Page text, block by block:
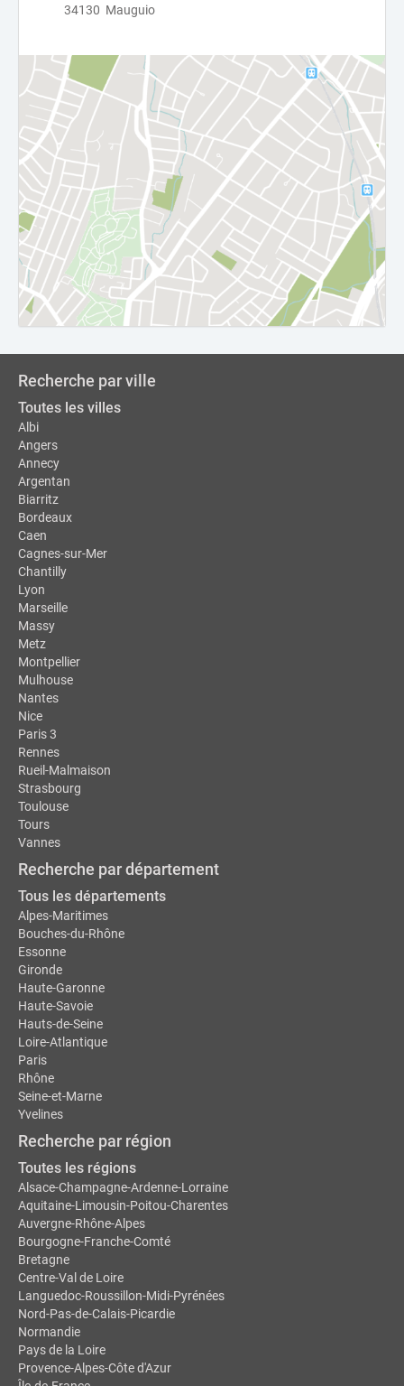
34130 Mauguio
Recherche par ville
Toutes les villes
Albi
Angers
Annecy
Argentan
Biarritz
Bordeaux
Caen
Cagnes-sur-Mer
Chantilly
Lyon
Marseille
Massy
Metz
Montpellier
Mulhouse
Nantes
Nice
Paris 3
Rennes
Rueil-Malmaison
Strasbourg
Toulouse
Tours
Vannes
Recherche par département
Tous les départements
Alpes-Maritimes
Bouches-du-Rhône
Essonne
Gironde
Haute-Garonne
Haute-Savoie
Hauts-de-Seine
Loire-Atlantique
Paris
Rhône
Seine-et-Marne
Yvelines
Recherche par région
Toutes les régions
Alsace-Champagne-Ardenne-Lorraine
Aquitaine-Limousin-Poitou-Charentes
Auvergne-Rhône-Alpes
Bourgogne-Franche-Comté
Bretagne
Centre-Val de Loire
Languedoc-Roussillon-Midi-Pyrénées
Nord-Pas-de-Calais-Picardie
Normandie
Pays de la Loire
Provence-Alpes-Côte d'Azur